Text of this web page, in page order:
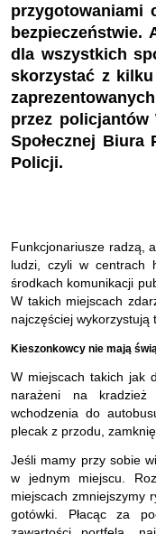
przygotowaniami
bezpieczeństwie.
dla wszystkich
skorzystać z
przez policjantów
Społecznej Biura
Policji.
Funkcjonariusze radzą,
ludzi, czyli w centrach
środkach komunikacji
W takich miejscach
najczęściej wykorzystują
Kieszonkowcy nie mają
W miejscach takich jak
narażeni na
wchodzenia do
plecak z przodu,
Jeśli mamy przy sobie
w jednym miejscu.
miejscach zmniejszymy
gotówki. Płacąc za